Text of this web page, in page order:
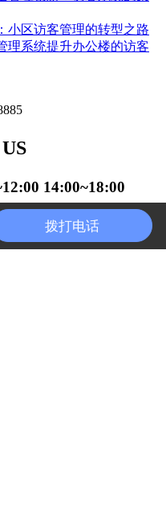
小区访客管理的转型之路
理系统提升办公楼的访客
14:00~18:00
拨打电话